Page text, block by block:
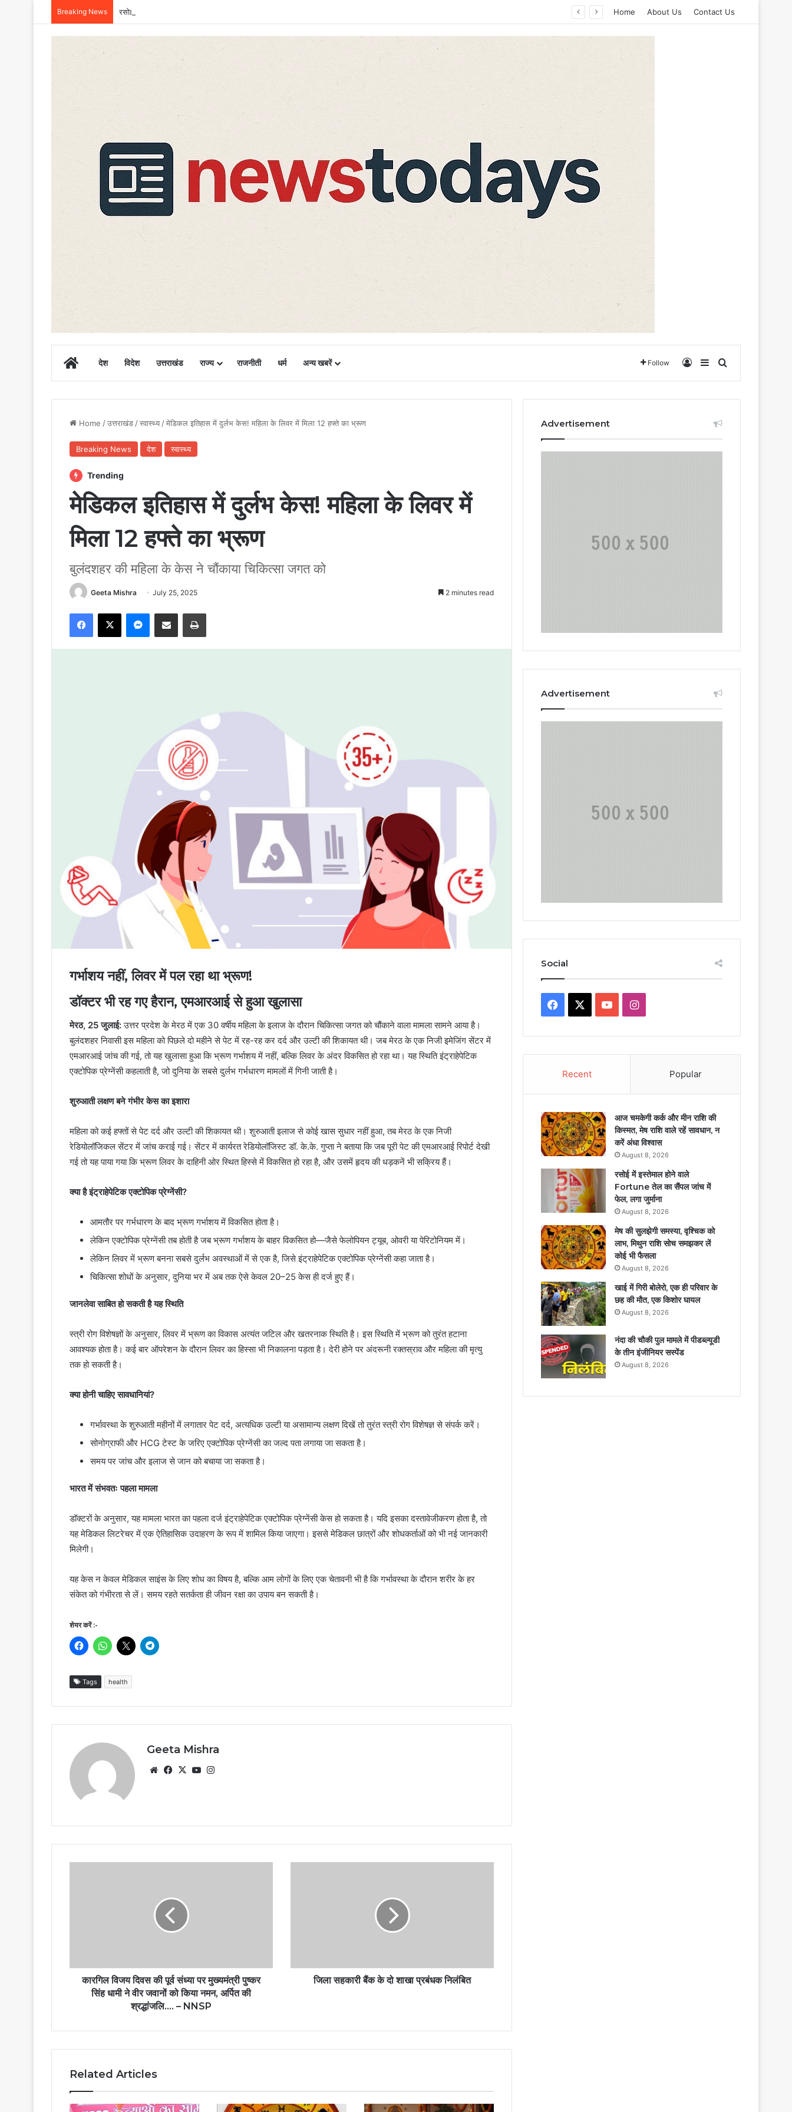
Breaking News रसोई में इस्तेमाल होने वाले Fortune तेल का सैंपल जांच में फेल, लगा जुर्माना Home About Us Contact Us
Homeदेश विदेश उत्तराखंड राज्य राजनीती धर्म अन्य खबरें Follow Log InSidebarSearch for
Home /उत्तराखंड /स्वास्थ्य /मेडिकल इतिहास में दुर्लभ केस! महिला के लिवर में मिला 12 हफ्ते का भ्रूण
Breaking News देश स्वास्थ्य
Trending
मेडिकल इतिहास में दुर्लभ केस! महिला के लिवर में
मिला 12 हफ्ते का भ्रूण
बुलंदशहर की महिला के केस ने चौंकाया चिकित्सा जगत को
Geeta Mishra July 25, 2025 2 minutes read
Facebook
X Messenger
Share via Email Print
गर्भाशय नहीं, लिवर में पल रहा था भ्रूण!
डॉक्टर भी रह गए हैरान, एमआरआई से हुआ खुलासा
मेरठ, 25 जुलाई:उत्तर प्रदेश के मेरठ में एक 30 वर्षीय महिला के इलाज के दौरान चिकित्सा जगत को चौंकाने वाला मामला सामने आया है।
बुलंदशहर निवासी इस महिला को पिछले दो महीने से पेट में रह-रह कर दर्द और उल्टी की शिकायत थी। जब मेरठ के एक निजी इमेजिंग सेंटर में
एमआरआई जांच की गई, तो यह खुलासा हुआ कि भ्रूण गर्भाशय में नहीं, बल्कि लिवर के अंदर विकसित हो रहा था। यह स्थिति इंट्राहेपेटिक
एक्टोपिक प्रेग्नेंसी कहलाती है, जो दुनिया के सबसे दुर्लभ गर्भधारण मामलों में गिनी जाती है।
शुरुआती लक्षण बने गंभीर केस का इशारा
महिला को कई हफ्तों से पेट दर्द और उल्टी की शिकायत थी। शुरुआती इलाज से कोई खास सुधार नहीं हुआ, तब मेरठ के एक निजी
रेडियोलॉजिकल सेंटर में जांच कराई गई। सेंटर में कार्यरत रेडियोलॉजिस्ट डॉ. के.के. गुप्ता ने बताया कि जब पूरी पेट की एमआरआई रिपोर्ट देखी
गई तो यह पाया गया कि भ्रूण लिवर के दाहिनी ओर स्थित हिस्से में विकसित हो रहा है, और उसमें हृदय की धड़कनें भी सक्रिय हैं।
क्या है इंट्राहेपेटिक एक्टोपिक प्रेग्नेंसी?
आमतौर पर गर्भधारण के बाद भ्रूण गर्भाशय में विकसित होता है।
लेकिन एक्टोपिक प्रेग्नेंसी तब होती है जब भ्रूण गर्भाशय के बाहर विकसित हो—जैसे फेलोपियन ट्यूब, ओवरी या पेरिटोनियम में।
लेकिन लिवर में भ्रूण बनना सबसे दुर्लभ अवस्थाओं में से एक है, जिसे इंट्राहेपेटिक एक्टोपिक प्रेग्नेंसी कहा जाता है।
चिकित्सा शोधों के अनुसार, दुनिया भर में अब तक ऐसे केवल 20–25 केस ही दर्ज हुए हैं।
जानलेवा साबित हो सकती है यह स्थिति
स्त्री रोग विशेषज्ञों के अनुसार, लिवर में भ्रूण का विकास अत्यंत जटिल और खतरनाक स्थिति है। इस स्थिति में भ्रूण को तुरंत हटाना
आवश्यक होता है। कई बार ऑपरेशन के दौरान लिवर का हिस्सा भी निकालना पड़ता है। देरी होने पर अंदरूनी रक्तस्राव और महिला की मृत्यु
तक हो सकती है।
क्या होनी चाहिए सावधानियां?
गर्भावस्था के शुरुआती महीनों में लगातार पेट दर्द, अत्यधिक उल्टी या असामान्य लक्षण दिखें तो तुरंत स्त्री रोग विशेषज्ञ से संपर्क करें।
सोनोग्राफी और HCG टेस्ट के जरिए एक्टोपिक प्रेग्नेंसी का जल्द पता लगाया जा सकता है।
समय पर जांच और इलाज से जान को बचाया जा सकता है।
भारत में संभवतः पहला मामला
डॉक्टरों के अनुसार, यह मामला भारत का पहला दर्ज इंट्राहेपेटिक एक्टोपिक प्रेग्नेंसी केस हो सकता है। यदि इसका दस्तावेजीकरण होता है, तो
यह मेडिकल लिटरेचर में एक ऐतिहासिक उदाहरण के रूप में शामिल किया जाएगा। इससे मेडिकल छात्रों और शोधकर्ताओं को भी नई जानकारी
मिलेगी।
यह केस न केवल मेडिकल साइंस के लिए शोध का विषय है, बल्कि आम लोगों के लिए एक चेतावनी भी है कि गर्भावस्था के दौरान शरीर के हर
संकेत को गंभीरता से लें। समय रहते सतर्कता ही जीवन रक्षा का उपाय बन सकती है।
शेयर करें :-
Tags health
Geeta Mishra
WebsiteFacebook
X YouTube
कारगिल विजय दिवस की पूर्व संध्या पर मुख्यमंत्री पुष्कर
सिंह धामी ने वीर जवानों को किया नमन, अर्पित की
श्रद्धांजलि…. – NNSP
जिला सहकारी बैंक के दो शाखा प्रबंधक निलंबित
Related Articles
Advertisement
Advertisement
Social
Facebook YouTubeInstagram
Recent Popular
आज चमकेगी कर्क और मीन राशि की
किस्मत, मेष राशि वाले रहें सावधान, न
करें अंधा विश्वास
August 8, 2026
रसोई में इस्तेमाल होने वाले
Fortune तेल का सैंपल जांच में
फेल, लगा जुर्माना
August 8, 2026
मेष की सुलझेगी समस्या, वृश्चिक को
लाभ, मिथुन राशि सोच समझकर लें
कोई भी फैसला
August 8, 2026
खाई में गिरी बोलेरो, एक ही परिवार के
छह की मौत, एक किशोर घायल
August 8, 2026
नंदा की चौकी पुल मामले में पीडब्ल्यूडी
के तीन इंजीनियर सस्पेंड
August 8, 2026